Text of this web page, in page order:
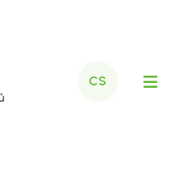
CS